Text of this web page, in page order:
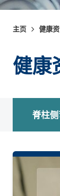
主页 健康
健康
脊柱